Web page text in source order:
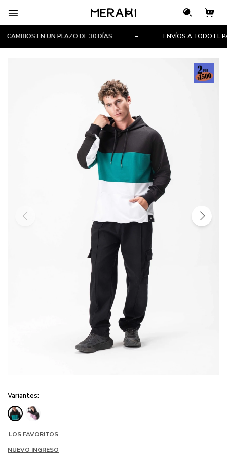

CAMBIOS EN UN PLAZO DE 30 DÍAS ENVÍOS A TODO EL
LOS FAVORITOS
NUEVO INGRESO
Variantes: